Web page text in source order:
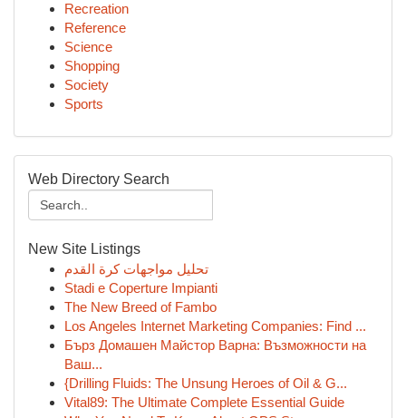
Recreation
Reference
Science
Shopping
Society
Sports
Web Directory Search
New Site Listings
تحليل مواجهات كرة القدم
Stadi e Coperture Impianti
The New Breed of Fambo
Los Angeles Internet Marketing Companies: Find ...
Бърз Домашен Майстор Варна: Възможности на
Ваш...
{Drilling Fluids: The Unsung Heroes of Oil & G...
Vital89: The Ultimate Complete Essential Guide